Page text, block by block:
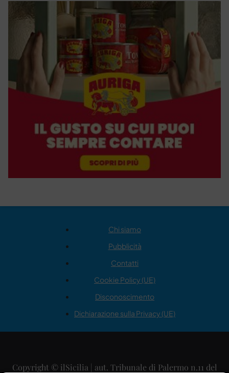
Chi siamo
Pubblicità
Contatti
Cookie Policy (UE)
Disconoscimento
Dichiarazione sulla Privacy (UE)
Copyright © ilSicilia | aut. Tribunale di Palermo n.11 del